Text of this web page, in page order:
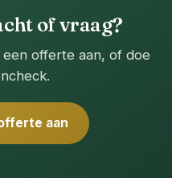
of vraag?
offerte aan, of doe
aan